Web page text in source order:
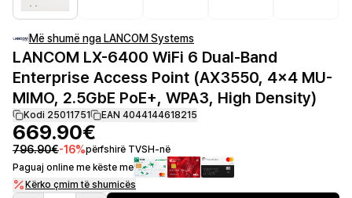
Më shumë nga LANCOM Systems
LANCOM LX-6400 WiFi 6 Dual-Band
Enterprise Access Point (AX3550, 4x4 MU-
MIMO, 2.5GbE PoE+, WPA3, High Density)
Kodi 25011751 EAN 4044144618215
669.90€
796.90€-16%përfshirë TVSH-në
Paguaj online me këste me
Kërko çmim të shumicës